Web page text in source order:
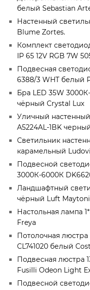
белый Sebastian
Настенный
Blume Zortes.
Комплект
IP 65 12V RGB 7W
Подвесная
6388/3 WHT белый
Бра LED 35W
чёрный Crystal Lux
Уличный
A5224AL-1BK
Светильник
карамельный
Подвесной
3000К-6000К
Ландшафтный
чёрный Luft
Настольная лампа
Freya
Потолочная люстра
CL741020 белый
Подвесная люстра
Fusilli Odeon Light
Подвесной